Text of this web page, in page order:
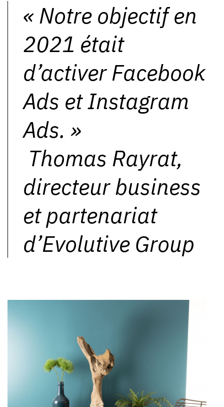
« Notre objectif en
2021 était
d’activer Facebook
Ads et Instagram
Ads. »
Thomas Rayrat,
directeur business
et partenariat
d’Evolutive Group